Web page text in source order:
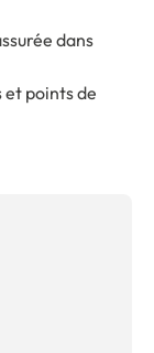
dans
et points de